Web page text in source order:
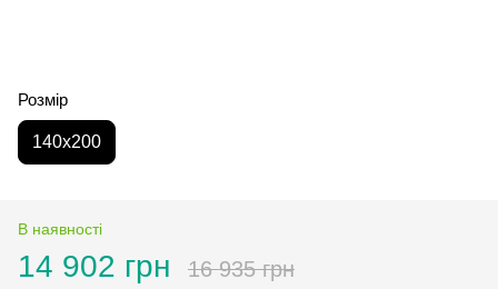
Розмір
140х200
В наявності
14 902 грн 16 935 грн